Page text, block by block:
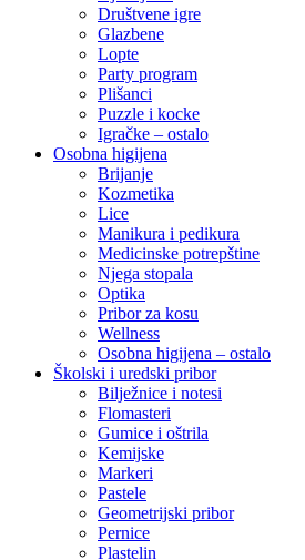
Društvene igre
Glazbene
Lopte
Party program
Plišanci
Puzzle i kocke
Igračke – ostalo
Osobna higijena
Brijanje
Kozmetika
Lice
Manikura i pedikura
Medicinske potrepštine
Njega stopala
Optika
Pribor za kosu
Wellness
Osobna higijena – ostalo
Školski i uredski pribor
Bilježnice i notesi
Flomasteri
Gumice i oštrila
Kemijske
Markeri
Pastele
Geometrijski pribor
Pernice
Plastelin